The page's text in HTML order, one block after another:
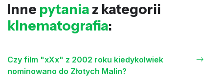
Inne pytania z kategorii
kinematografia:
Czy film "xXx" z 2002 roku kiedykolwiek
nominowano do Złotych Malin?